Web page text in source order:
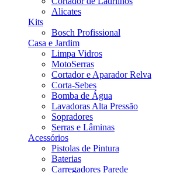
Alicates
Kits
Bosch Profissional
Casa e Jardim
Limpa Vidros
MotoSerras
Cortador e Aparador Relva
Corta-Sebes
Bomba de Água
Lavadoras Alta Pressão
Sopradores
Serras e Lâminas
Acessórios
Pistolas de Pintura
Baterias
Carregadores Parede